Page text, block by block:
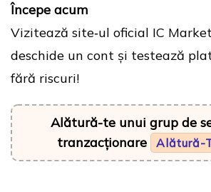
Începe acum
Vizitează site‑ul oficial IC
deschide un cont și testează
fără riscuri!
Alătură-te unui grup de
tranzacționare
Alătură-